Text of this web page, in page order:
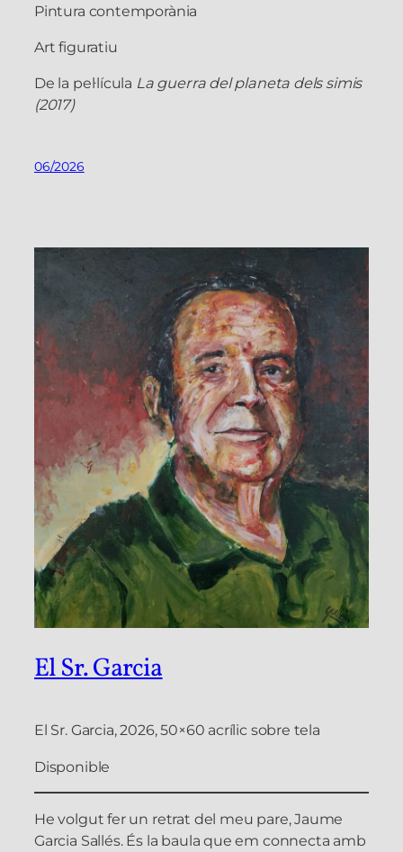
Pintura contemporània
Art figuratiu
De la pel·lícula La guerra del planeta dels simis
(2017)
06/2026
El Sr. Garcia
El Sr. Garcia, 2026, 50×60 acrílic sobre tela
Disponible
He volgut fer un retrat del meu pare, Jaume
Garcia Sallés. És la baula que em connecta amb